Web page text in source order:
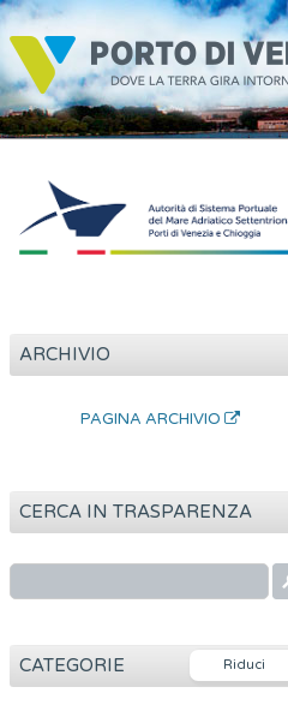
ARCHIVIO
PAGINA ARCHIVIO
CERCA IN TRASPARENZA
r
CATEGORIE